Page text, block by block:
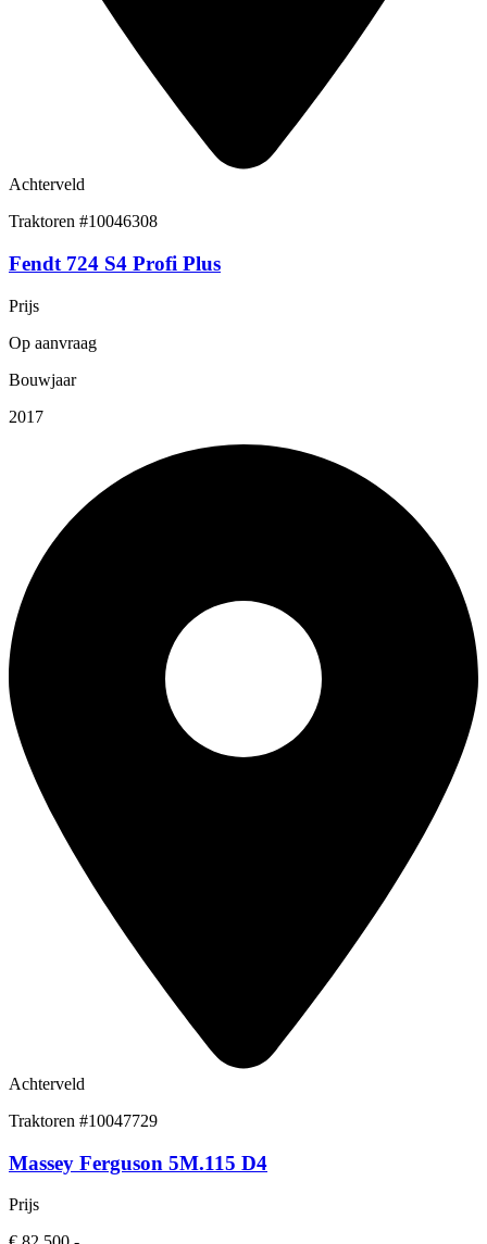
Achterveld
Traktoren #10046308
Fendt 724 S4 Profi Plus
Prijs
Op aanvraag
Bouwjaar
2017
Achterveld
Traktoren #10047729
Massey Ferguson 5M.115 D4
Prijs